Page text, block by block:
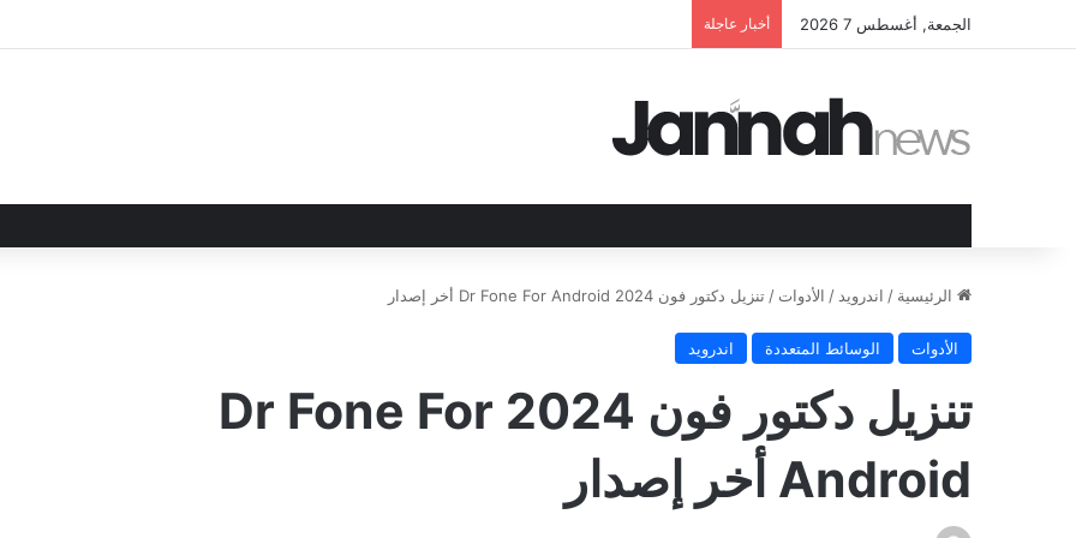
الجمعة, أغسطس 7 2026 أخبار عاجلة
الرئيسية / اندرويد / الأدوات / تنزيل دكتور فون 2024 Dr Fone For Android أخر إصدار
الأدوات الوسائط المتعددة اندرويد
تنزيل دكتور فون 2024 Dr Fone For
Android أخر إصدار